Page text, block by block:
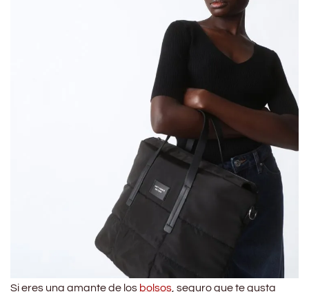
Si eres una amante de los bolsos , seguro que te gusta